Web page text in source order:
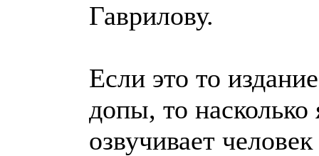
Гаврилову.
Если это то
допы, то
озвучивает